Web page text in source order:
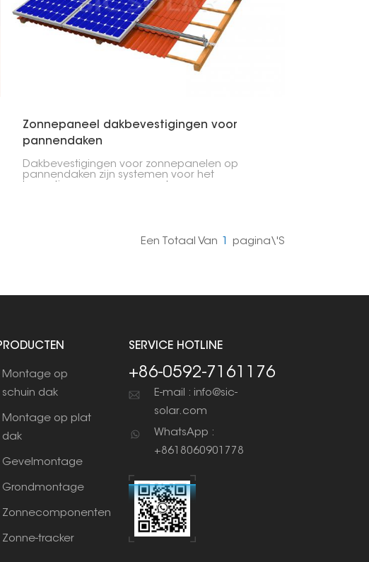
Zonnepaneel dakbevestigingen voor
pannendaken
Dakbevestigingen voor zonnepanelen op
pannendaken zijn systemen voor het
pannen niet te beschadigen en een
Een Totaal Van Pagina\'s
Montage op
schuin dak
Montage op plat
dak
Gevelmontage
Grondmontage
Zonnecomponenten
Zonne-tracker
SERVICE HOTLINE
+86-0592-7161176
E-mail : info@sic-
solar.com
WhatsApp :
+8618060901778